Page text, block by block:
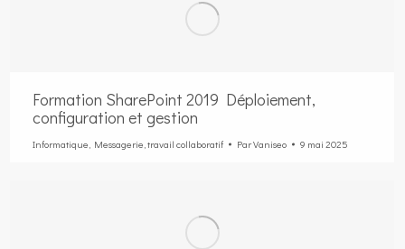
Formation SharePoint 2019 Déploiement,
configuration et gestion
Informatique, Messagerie,travail collaboratif ParVaniseo 9 mai 2025